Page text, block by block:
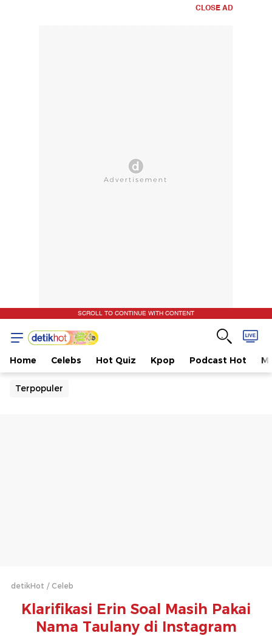
CLOSE AD
SCROLL TO CONTINUE WITH CONTENT
Home Celebs Hot Quiz Kpop Podcast Hot
Terpopuler
detikHot Celeb
Klarifikasi Erin Soal Masih Pakai
Nama Taulany di Instagram